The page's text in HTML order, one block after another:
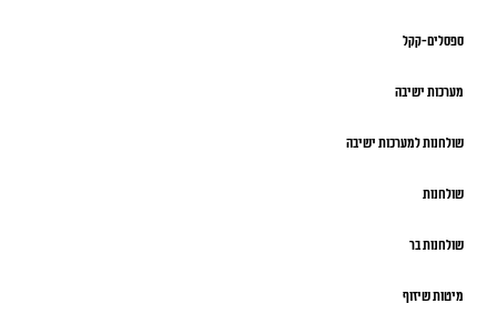
ספסלים-קקל
מערכות ישיבה
שולחנות למערכות ישיבה
שולחנות
שולחנות בר
מיטות שיזוף